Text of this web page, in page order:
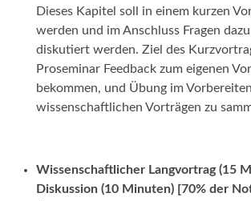
Dieses Kapitel soll in einem kurzen
werden und im Anschluss Fragen
diskutiert werden. Ziel des
Proseminar Feedback zum eigenen
bekommen, und Übung im
wissenschaftlichen Vorträgen zu
Wissenschaftlicher Langvortrag (15
Diskussion (10 Minuten) [70% der